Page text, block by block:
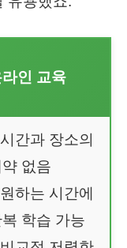
라인 교육
간과 장소의
없음
하는 시간에
복 학습 가능